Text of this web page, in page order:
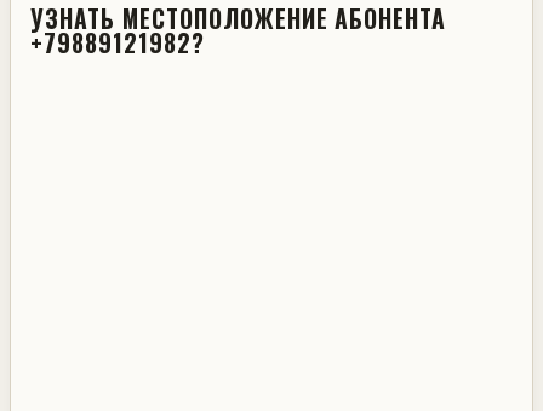
УЗНАТЬ МЕСТОПОЛОЖЕНИЕ АБОНЕНТА
+79889121982?